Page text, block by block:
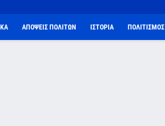
ΑΠΟΨΕΙΣ ΠΟΛΙΤΩΝ ΙΣΤΟΡΙΑ ΠΟΛΙΤΙΣΜΟΣ